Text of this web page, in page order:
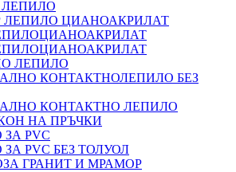
ЛЕПИЛО
ЛЕПИЛО ЦИАНОАКРИЛАТ
ЛЕПИЛО
КОНТАКТНОЛЕПИЛО БЕЗ
КОНТАКТНО ЛЕПИЛО
НА ПРЪЧКИ
PVC
ЗА PVC БЕЗ ТОЛУОЛ
ГРАНИТ И МРАМОP